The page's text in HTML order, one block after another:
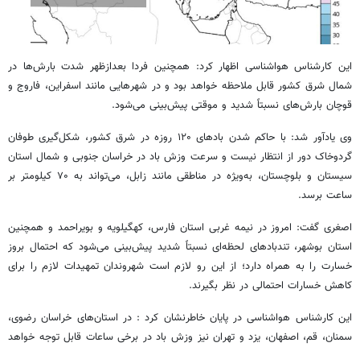
این کارشناس هواشناسی اظهار کرد: همچنین فردا بعدازظهر شدت بارش‌ها در
شمال شرق کشور قابل ملاحظه خواهد بود و در شهرهایی مانند اسفراین، فاروج و
قوچان بارش‌های نسبتاً شدید و موقتی پیش‌بینی می‌شود.
وی یادآور شد: با حاکم شدن بادهای ۱۲۰ روزه در شرق کشور، شکل‌گیری طوفان
گردوخاک دور از انتظار نیست و سرعت وزش باد در خراسان جنوبی و شمال استان
سیستان و بلوچستان، به‌ویژه در مناطقی مانند زابل، می‌تواند به ۷۰ کیلومتر بر
ساعت برسد.
اصغری گفت: امروز در نیمه غربی استان فارس، کهگیلویه و بویراحمد و همچنین
استان بوشهر، تندبادهای لحظه‌ای نسبتاً شدید پیش‌بینی می‌شود که احتمال بروز
خسارت را به همراه دارد؛ از این رو لازم است شهروندان تمهیدات لازم را برای
کاهش خسارات احتمالی در نظر بگیرند.
این کارشناس هواشناسی در پایان خاطرنشان کرد : در استان‌های خراسان رضوی،
سمنان، قم، اصفهان، یزد و تهران نیز وزش باد در برخی ساعات قابل توجه خواهد